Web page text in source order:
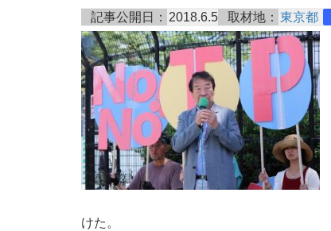
記事公開日： 2018.6.5 取材地： 東京都
けた。